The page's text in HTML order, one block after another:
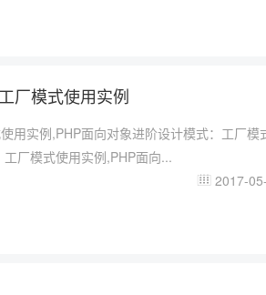
厂模式使用实例
用实例,PHP面向对象进阶设计模式：工厂模
厂模式使用实例,PHP面向...
 2017-